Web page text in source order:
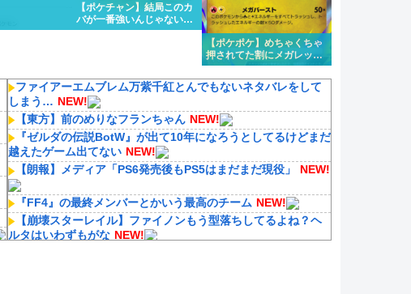
【ポケチャン】結局このカ
バが一番強いんじゃない
か？
【ポケポケ】めちゃくちゃ
押されてた割にメガレック
ウザ微妙じゃないか？
ファイアーエムブレム万紫千紅とんでもないネタバレをして
しまう… NEW!
【東方】前のめりなフランちゃん NEW!
『ゼルダの伝説BotW』が出て10年になろうとしてるけどまだ
越えたゲーム出てない NEW!
【朗報】メディア「PS6発売後もPS5はまだまだ現役」
NEW!
『FF4』の最終メンバーとかいう最高のチーム NEW!
【崩壊スターレイル】ファイノンもう型落ちしてるよね？ヘ
ルタはいわずもがな NEW!